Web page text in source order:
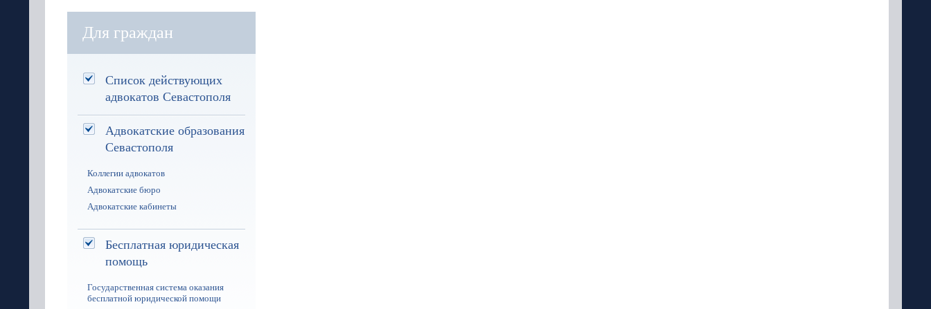
Для граждан
Список действующих
адвокатов Севастополя
Адвокатские образования
Севастополя
Коллегии адвокатов
Адвокатские бюро
Адвокатские кабинеты
Бесплатная юридическая
помощь
Государственная система оказания
бесплатной юридической помощи